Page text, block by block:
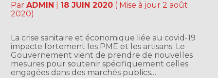
ParADMIN 18 JUIN 2020 ( Mise à jour 2 août
2020)
La crise sanitaire et économique liée au covid-19
impacte fortement les PME et les artisans. Le
Gouvernement vient de prendre de nouvelles
mesures pour soutenir spécifiquement celles
engagées dans des marchés publics…